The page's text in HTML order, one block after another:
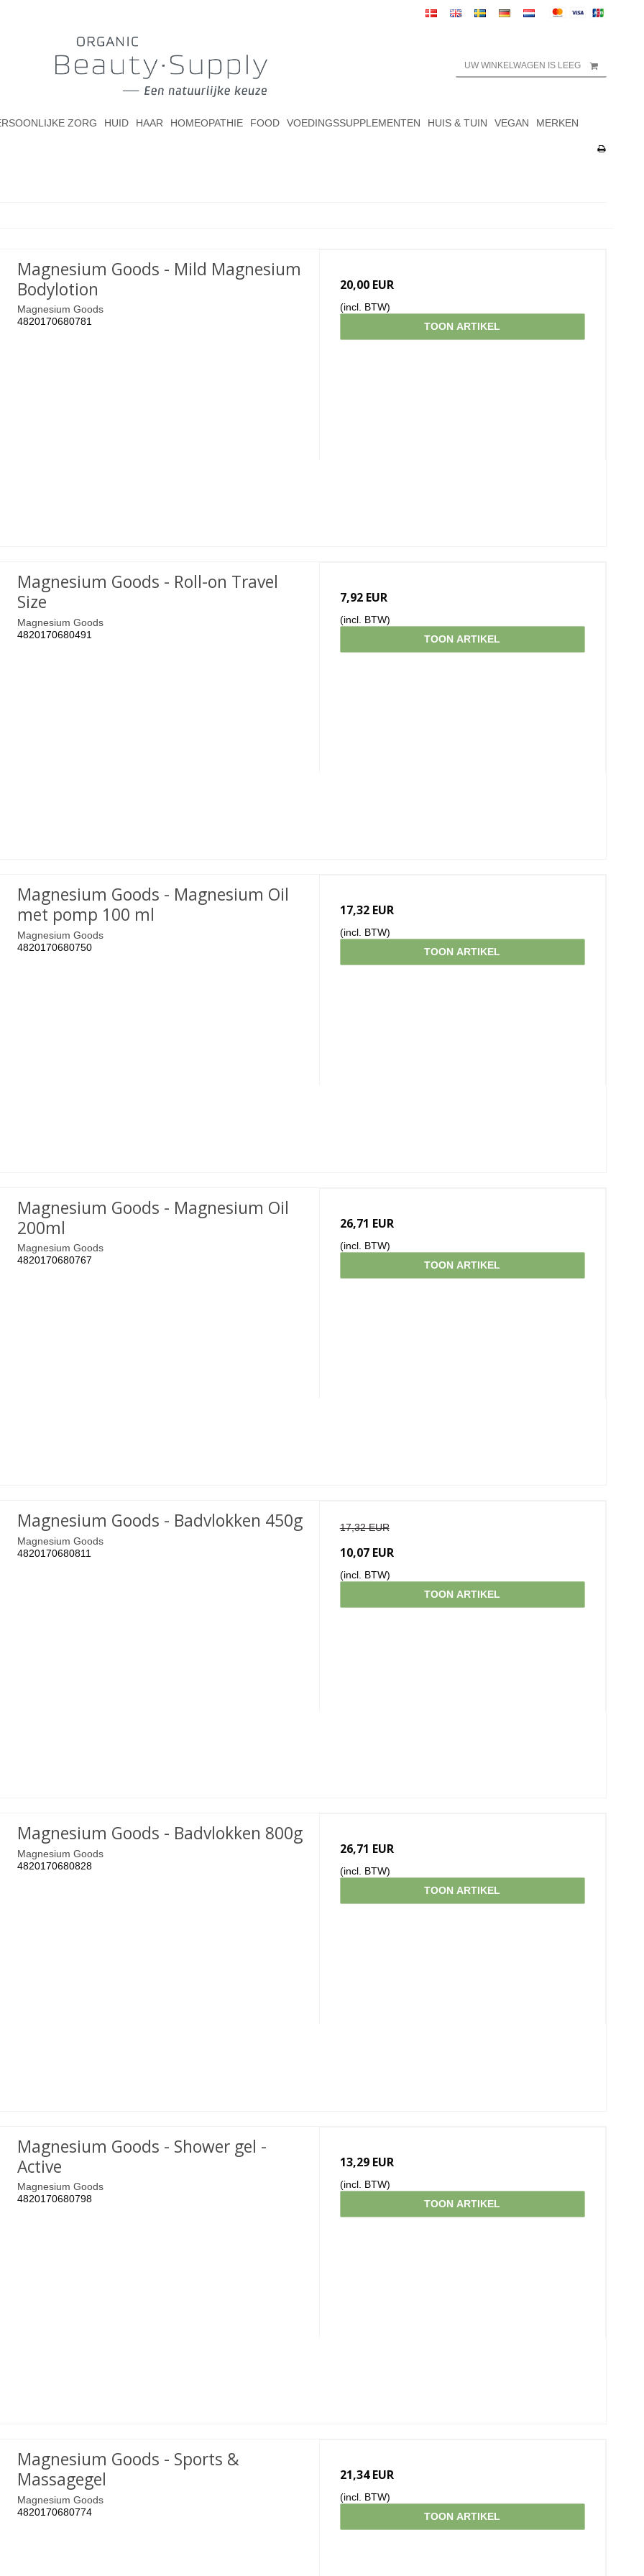
UW WINKELWAGEN IS LEEG
ZORG HUID HAAR HOMEOPATHIE FOOD VOEDINGSSUPPLEMENTEN HUIS & TUIN VEGAN MERKEN
Magnesium Goods - Mild Magnesium
Bodylotion
Magnesium Goods
4820170680781
20,00 EUR
(incl. BTW)
TOON ARTIKEL
Magnesium Goods - Roll-on Travel
Size
Magnesium Goods
4820170680491
7,92 EUR
(incl. BTW)
TOON ARTIKEL
Magnesium Goods - Magnesium Oil
met pomp 100 ml
Magnesium Goods
4820170680750
17,32 EUR
(incl. BTW)
TOON ARTIKEL
Magnesium Goods - Magnesium Oil
200ml
Magnesium Goods
4820170680767
26,71 EUR
(incl. BTW)
TOON ARTIKEL
Magnesium Goods - Badvlokken 450g
Magnesium Goods
4820170680811
17,32 EUR
10,07 EUR
(incl. BTW)
TOON ARTIKEL
Magnesium Goods - Badvlokken 800g
Magnesium Goods
4820170680828
26,71 EUR
(incl. BTW)
TOON ARTIKEL
Magnesium Goods - Shower gel -
Active
Magnesium Goods
4820170680798
13,29 EUR
(incl. BTW)
TOON ARTIKEL
Magnesium Goods - Sports &
Massagegel
Magnesium Goods
4820170680774
21,34 EUR
(incl. BTW)
TOON ARTIKEL